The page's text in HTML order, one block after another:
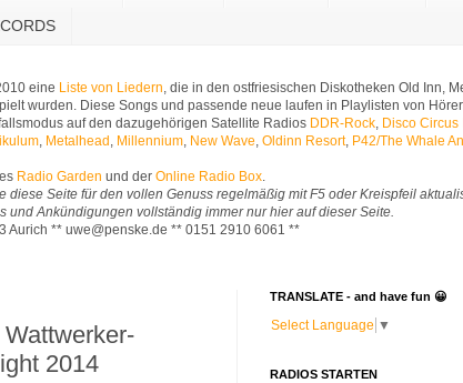
eine Liste von Liedern , die in den ostfriesischen Diskotheken Old Inn,
wurden. Diese Songs und passende neue laufen in Playlisten von
auf den dazugehörigen Satellite Radios DDR-Rock Disco Circus
Metalhead Millennium New Wave Oldinn Resort, P42/The Whale
Radio Garden und der Online Radio Box
diese Seite für den vollen Genuss regelmäßig mit F5 oder Kreispfeil
und Ankündigungen vollständig immer nur hier auf dieser Seite.
Aurich ** uwe@penske.de ** 0151 2910 6061 **
2014
TRANSLATE - and have fun 😀
Select Language ▼
RADIOS STARTEN